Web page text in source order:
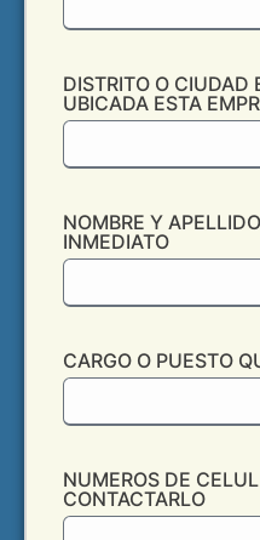
DISTRITO O CIUDAD
UBICADA ESTA
NOMBRE Y
INMEDIATO
CARGO O PUESTO
NUMEROS DE
CONTACTARLO